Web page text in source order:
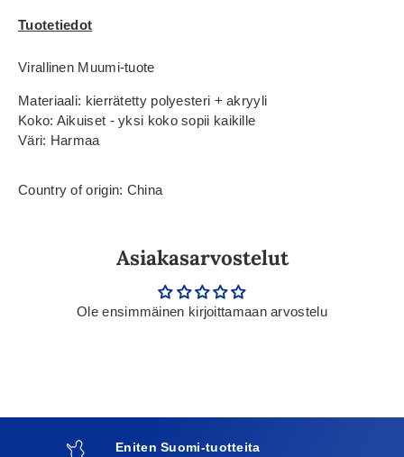
Tuotetiedot
Virallinen Muumi-tuote
Materiaali: kierrätetty polyesteri + akryyli
Koko: Aikuiset - yksi koko sopii kaikille
Väri: Harmaa
Country of origin: China
Asiakasarvostelut
Ole ensimmäinen kirjoittamaan arvostelu
Eniten Suomi-tuotteita